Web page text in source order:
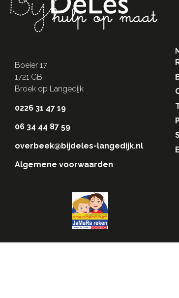
Boeier 17
1721 GB
Broek op Langedijk
0226 31 47 19
06 34 44 87 59
overbeek@bijdeles-langedijk.nl
Algemene voorwaarden